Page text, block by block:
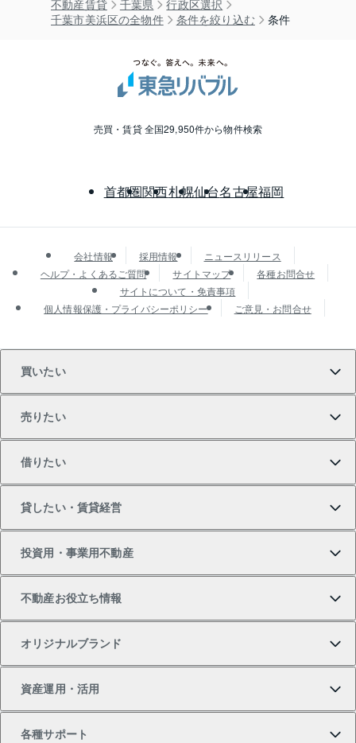
不動産賃貸
千葉県
行政区選択
千葉市美浜区の全物件
条件を絞り込む 条件
売買・賃貸 全国29,950件から物件検索
首都圏関西札幌仙台名古屋福岡
会社情報 採用情報
ニュースリリース
ヘルプ・よくあるご質問
サイトマップ
各種お問合せ
サイトについて・免責事項
個人情報保護・プライバシーポリシー
ご意見・お問合せ
買いたい
新築・分譲マンションの購入
中古マンションの購入
売りたい
マンションの売却・査定
一戸建ての売却・査定
借りたい
借りたいTOP
物件を借りる
貸したい・賃貸経営
貸したいTOP
投資用・事業用不動産
不動産お役立ち情報
オリジナルブランド
一棟リノベーションマンション L`GENTE（ルジェン
資産運用・活用
各種サポート